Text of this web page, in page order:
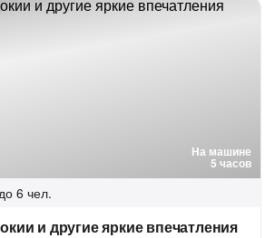
На машине
5 часов
6 чел.
и другие яркие впечатления